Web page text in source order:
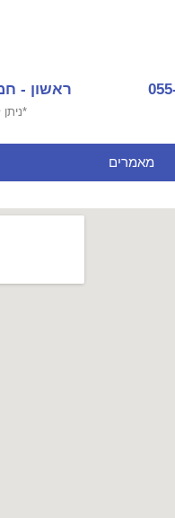
ראשון - חמישי
מאמרים